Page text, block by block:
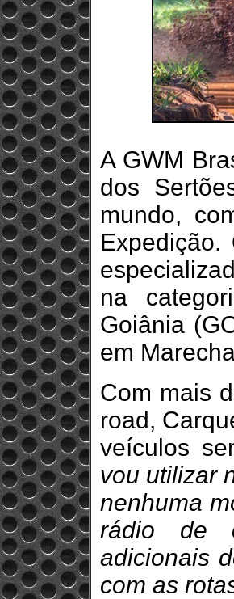
A GWM
dos
mundo,
na
Goiânia
em
Com mais
road,
veículos
vou utilizar
nenhuma
rádio de
adicionais
com as